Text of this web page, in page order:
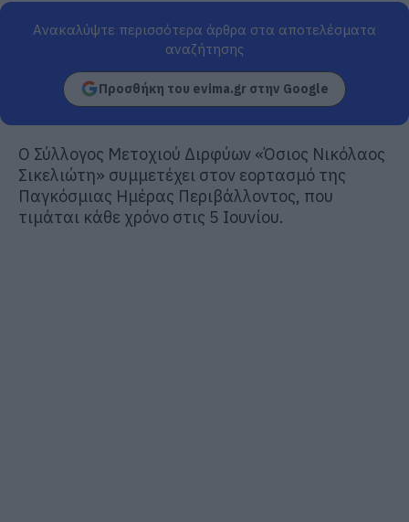
Ανακαλύψτε περισσότερα άρθρα στα αποτελέσματα
αναζήτησης
Προσθήκη του evima.gr στην Google
Ο Σύλλογος Μετοχιού Διρφύων «Όσιος Νικόλαος
Σικελιώτη» συμμετέχει στον εορτασμό της
Παγκόσμιας Ημέρας Περιβάλλοντος, που
τιμάται κάθε χρόνο στις 5 Ιουνίου.